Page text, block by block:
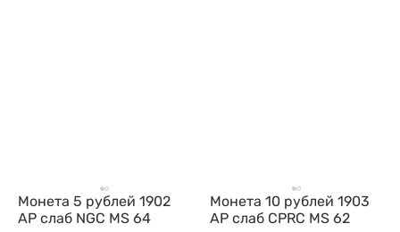
Монета 5 рублей 1902
АР слаб NGC MS 64
Монета 10 рублей 1903
АР слаб CPRC MS 62